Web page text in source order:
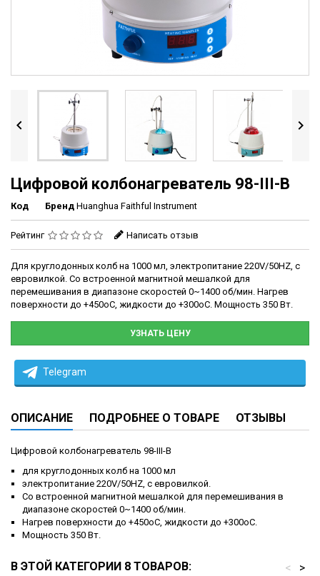
 
Цифровой колбонагреватель 98-III-B
Код Бренд Huanghua Faithful Instrument
Рейтинг Написать отзыв
Для круглодонных колб на 1000 мл, электропитание 220V/50HZ, с
евровилкой. Со встроенной магнитной мешалкой для
перемешивания в диапазоне скоростей 0~1400 об/мин. Нагрев
поверхности до +450оС, жидкости до +300оС. Мощность 350 Вт.
УЗНАТЬ ЦЕНУ
Telegram
ОПИСАНИЕ ПОДРОБНЕЕ О ТОВАРЕ ОТЗЫВЫ
Цифровой колбонагреватель 98-III-B
для круглодонных колб на 1000 мл
электропитание 220V/50HZ, с евровилкой.
Со встроенной магнитной мешалкой для перемешивания в
диапазоне скоростей 0~1400 об/мин.
Нагрев поверхности до +450оС, жидкости до +300оС.
Мощность 350 Вт.
В ЭТОЙ КАТЕГОРИИ 8 ТОВАРОВ: >
<